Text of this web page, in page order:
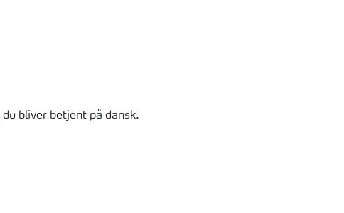
bliver betjent på dansk.